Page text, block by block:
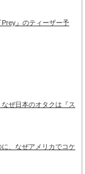
Prey』のティーザー予
ぜ日本のオタクは『ス
、なぜアメリカでコケ